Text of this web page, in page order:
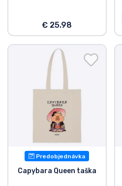
€ 25.98
Predobjednávka
Capybara Queen taška